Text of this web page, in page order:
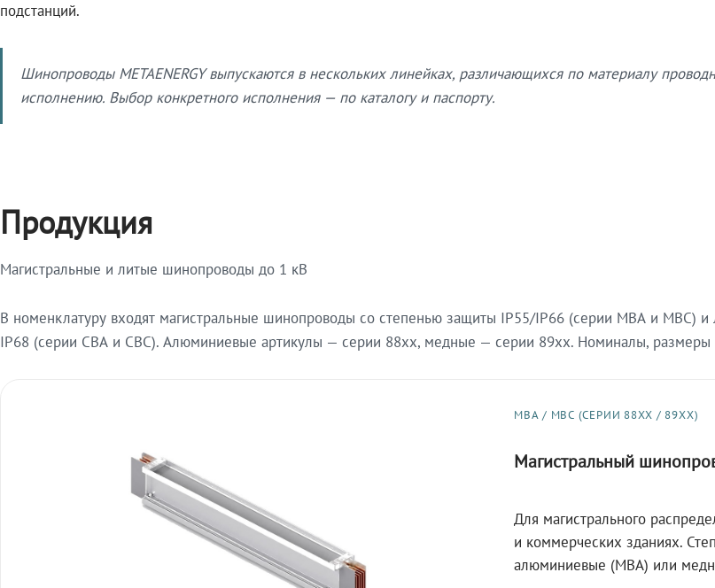
подстанций.
Шинопроводы METAENERGY выпускаются в нескольких линейках, различающихся по материалу
исполнению. Выбор конкретного исполнения — по каталогу и паспорту.
Продукция
Магистральные и литые шинопроводы до 1 кВ
В номенклатуру входят магистральные шинопроводы со степенью защиты IP55/IP66 (серии МВА и МВС)
IP68 (серии СВА и СВС). Алюминиевые артикулы — серии 88xx, медные — серии 89xx. Номиналы, размеры
МВА / МВС (СЕРИИ 88XX / 89XX)
Магистральный
Для магистрального
и коммерческих зданиях.
алюминиевые (МВА) или